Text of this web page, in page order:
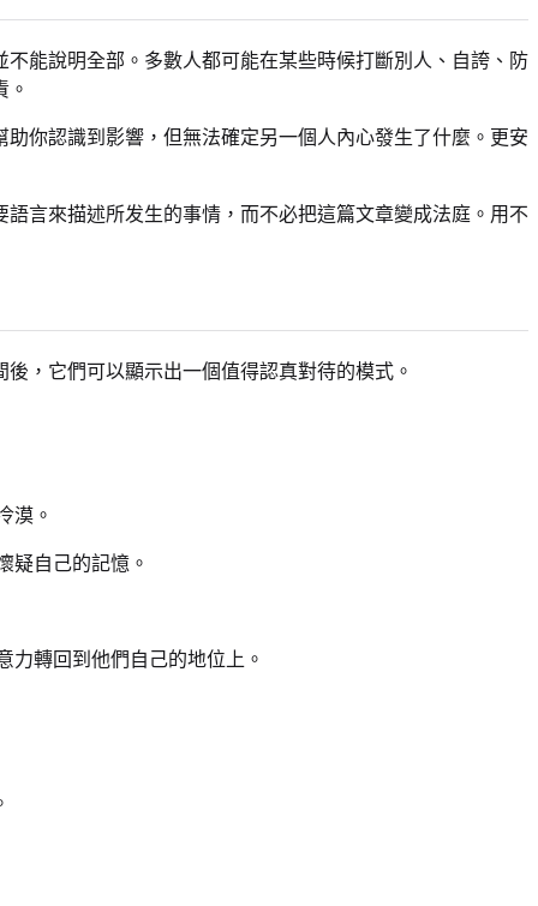
能說明全部。多數人都可能在某些時候打斷別人、自誇、防
。
你認識到影響，但無法確定另一個人內心發生了什麼。更安
言來描述所发生的事情，而不必把這篇文章變成法庭。用不
，它們可以顯示出一個值得認真對待的模式。
漠。
疑自己的記憶。
轉回到他們自己的地位上。